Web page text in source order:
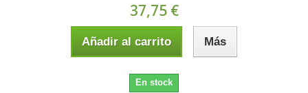
37,75 €
Añadir al carrito Más
En stock